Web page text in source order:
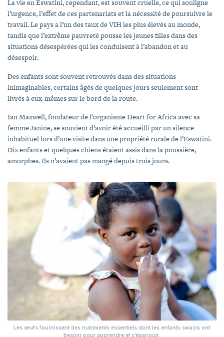
La vie en Eswatini, cependant, est souvent cruelle, ce qui souligne
l’urgence, l’effet de ces partenariats et la nécessité de poursuivre le
travail. Le pays a l’un des taux de VIH les plus élevés au monde,
tandis que l’extrême pauvreté pousse les jeunes filles dans des
situations désespérées qui les conduisent à l’abandon et au
désespoir.
Des enfants sont souvent retrouvés dans des situations
inimaginables, certains âgés de quelques jours seulement sont
livrés à eux-mêmes sur le bord de la route.
Ian Maxwell, fondateur de l’organisme Heart for Africa avec sa
femme Janine, se souvient d’avoir été accueilli par un silence
inhabituel lors d’une visite dans une propriété rurale de l’Eswatini.
Dix enfants et quelques chiens étaient assis dans la poussière,
amorphes. Ils n’avaient pas mangé depuis trois jours.
Les œufs fournissent des nutriments essentiels dont les enfants swazis ont
besoin pour apprendre et s’épanouir.